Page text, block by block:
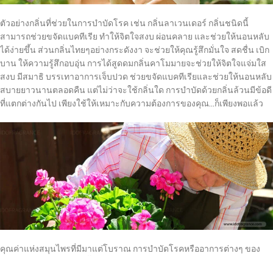
ตัวอย่างกลิ่นที่ช่วยในการบำบัดโรค เช่น กลิ่นลาเวนเดอร์ กลิ่นชนิดนี้
สามารถช่วยขจัดแบคทีเรีย ทำให้จิตใจสงบ ผ่อนคลาย และช่วยให้นอนหลับ
ได้ง่ายขึ้น ส่วนกลิ่นไทยๆอย่างกระดังงา จะช่วยให้คุณรู้สึกมั่นใจ สดชื่น เบิก
บาน ให้ความรู้สึกอบอุ่น การได้สูดดมกลิ่นคาโมมายจะช่วยให้จิตใจแจ่มใส
สงบ มีสมาธิ บรรเทาอาการเจ็บปวด ช่วยขจัดแบคทีเรียและช่วยให้นอนหลับ
สบายยาวนานตลอดคืน แต่ไม่ว่าจะใช้กลิ่นใด การบำบัดด้วยกลิ่นล้วนมีข้อดี
ที่แตกต่างกันไป เพียงใช้ให้เหมาะกับความต้องการของคุณ…ก็เพียงพอแล้ว
คุณค่าแห่งสมุนไพรที่มีมาแต่โบราณ การบำบัดโรคหรืออาการต่างๆ ของ